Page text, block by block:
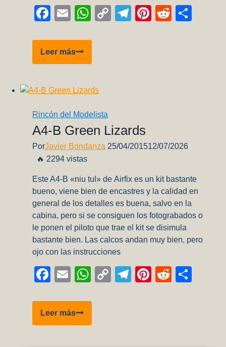
Facebook
EmailWhatsApp
CopyTelegram
Pinterest
Reddit
Leer másMercadoLibre
y
intento
imitar
Amazon
para
seguir
Rincón del Modelista
A4-B Green Lizards
PorJavier Bondanza 25/04/201512/07/2026
🔥 2294 vistas
Este A4-B «niu tul» de Airfix es un kit bastante
bueno, viene bien de encastres y la calidad en
general de los detalles es buena, salvo en la
cabina, pero si se consiguen los fotograbados o
le ponen el piloto que trae el kit se disimula
bastante bien. Las calcos andan muy bien, pero
ojo con las instrucciones
Facebook
EmailWhatsApp
CopyTelegram
Pinterest
Reddit
Leer másA4-
B